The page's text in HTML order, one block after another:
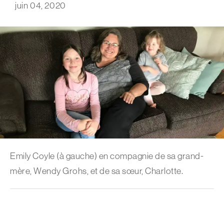
juin 04, 2020
Emily Coyle (à gauche) en compagnie de sa grand-
mère, Wendy Grohs, et de sa sœur, Charlotte.